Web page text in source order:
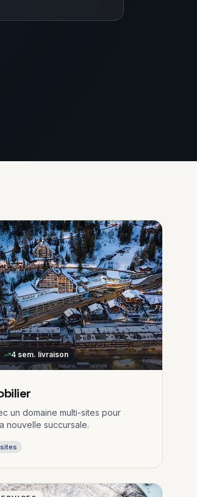
4 sem. livraison
un domaine multi-sites pour
nouvelle succursale.